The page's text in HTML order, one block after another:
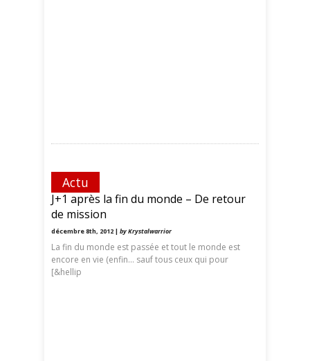
Actu
J+1 après la fin du monde – De retour
de mission
décembre 8th, 2012 | by Krystalwarrior
La fin du monde est passée et tout le monde est
encore en vie (enfin… sauf tous ceux qui pour
[&hellip